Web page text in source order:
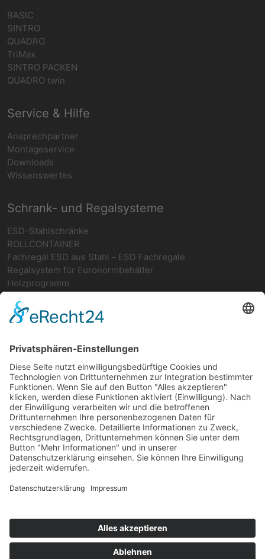
BASIC
SINTRO
QUADRO
TriMax
SINTRO PACKEN
QUADRO twin
Service & Hilfe
Ansprechpartner
Montageservice
Downloads
Wissenswertes
Schrank- und Regalsysteme
ESD-Stahlschränke
ROLLCONTAINER
Fachregal ESD aus Stahl - ESD Fachregale
Regalsystem für Euronormbehälter
Holzprogramm
Netzwerk
Ergonomie
Deutsches ESD-Netzwerk
FIFO-Regale
FIFO-GRUNDREGAL
FIFO-Anbauregal
FIFO-Rückführung
FIFO-CAR mit 2 Vertikalstreben
FIFO-CAR mit 4 Vertikalstreben
FIFO-Regal für erhöhte Belastungen